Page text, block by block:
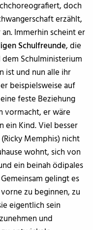
doch
erzählt,
Immerhin scheint er
Schulfreunde, die
Schulministerium
ist und nun alle ihr
beispielsweise auf
feste Beziehung
vormacht, er wäre
ein Kind. Viel besser
Memphis) nicht
wohnt, sich von
ein beinah ödipales
gelingt es
zu beginnen, zu
eigentlich sein
und